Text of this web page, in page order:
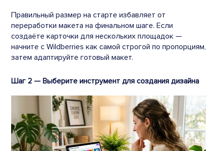
Правильный размер на старте избавляет от
переработки макета на финальном шаге. Если
создаёте карточки для нескольких площадок —
начните с Wildberries как самой строгой по пропорциям,
затем адаптируйте готовый макет.
Шаг 2 — Выберите инструмент для создания дизайна